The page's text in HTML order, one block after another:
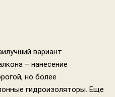
вариант
– нанесение
но более
гидроизоляторы. Еще